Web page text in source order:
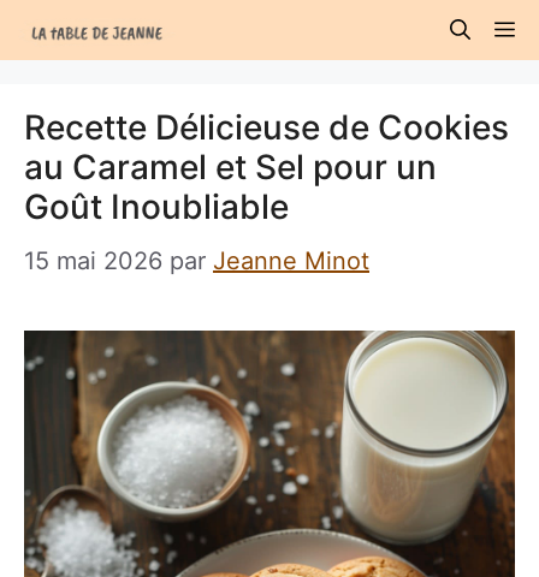
au
Recette Délicieuse de Cookies
au Caramel et Sel pour un
Goût Inoubliable
15 mai 2026 par Jeanne Minot